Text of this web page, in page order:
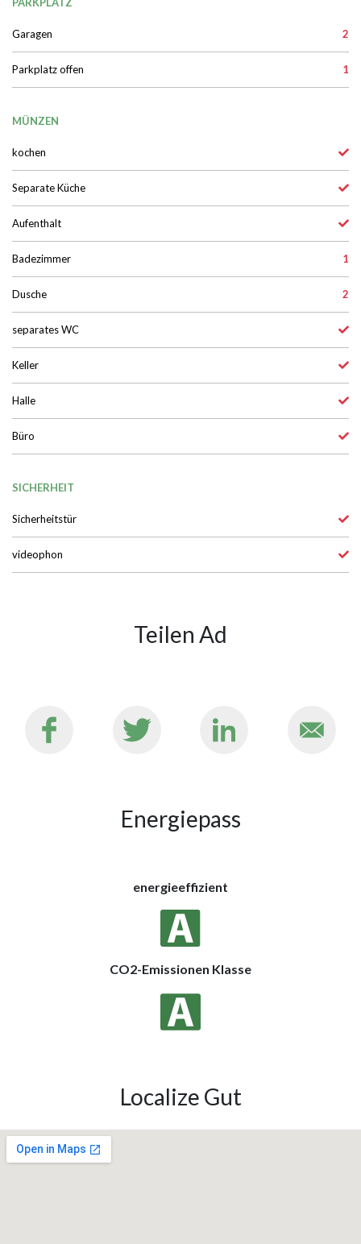
Garagen 2
Parkplatz offen 1
MÜNZEN
kochen
Separate Küche
Aufenthalt
Badezimmer 1
Dusche 2
separates WC
Keller
Halle
Büro
SICHERHEIT
Sicherheitstür
videophon
Teilen Ad
Energiepass
energieeffizient
CO2-Emissionen Klasse
Localize Gut